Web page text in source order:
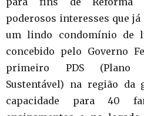
poderosos interesses que
um lindo condomínio de
concebido pelo Governo
primeiro PDS (Plano
Sustentável) na região da
capacidade para 40